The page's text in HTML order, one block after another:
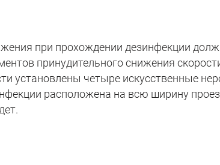
при прохождении дезинфекции
принудительного снижения
установлены четыре искусственные
расположена на всю ширину